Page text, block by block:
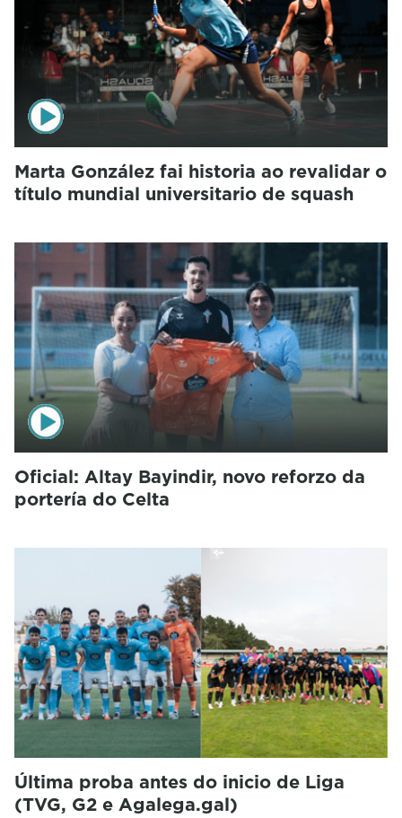
Marta González fai historia ao revalidar o
título mundial universitario de squash
Oficial: Altay Bayindir, novo reforzo da
portería do Celta
Última proba antes do inicio de Liga
(TVG, G2 e Agalega.gal)